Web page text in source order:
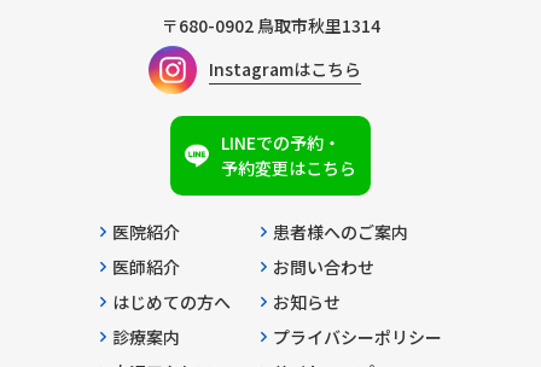
〒680-0902 鳥取市秋里1314
Instagramはこちら
LINEでの予約・
予約変更はこちら
医院紹介
医師紹介
はじめての方へ
診療案内
患者様へのご案内
お問い合わせ
お知らせ
プライバシーポリシー